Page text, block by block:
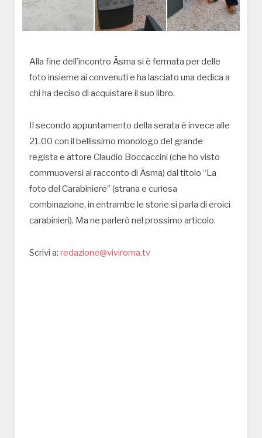
Alla fine dell’incontro Āsma si è fermata per delle
foto insieme ai convenuti e ha lasciato una dedica a
chi ha deciso di acquistare il suo libro.
Il secondo appuntamento della serata è invece alle
21.00 con il bellissimo monologo del grande
regista e attore Claudio Boccaccini (che ho visto
commuoversi al racconto di Āsma) dal titolo “La
foto del Carabiniere” (strana e curiosa
combinazione, in entrambe le storie si parla di eroici
carabinieri). Ma ne parlerò nel prossimo articolo.
Scrivi a: redazione@viviroma.tv